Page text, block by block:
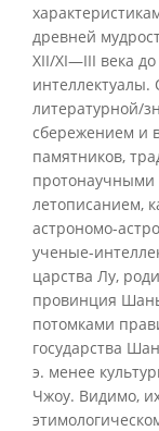
древней
XII/XI—III века
интеллектуалы.
литературной/
сбережением и
памятников,
летописанием,
астрономо-
ученые-
царства Лу,
провинция
потомками
государства
э. менее
Чжоу. Видимо,